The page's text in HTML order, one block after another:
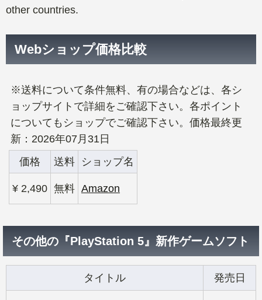
other countries.
Webショップ価格比較
※送料について条件無料、有の場合などは、各シ
ョップサイトで詳細をご確認下さい。各ポイント
についてもショップでご確認下さい。価格最終更
新：2026年07月31日
価格
送料 ショップ名
¥ 2,490 無料 Amazon
その他の『PlayStation 5』新作ゲームソフト
タイトル 発売日